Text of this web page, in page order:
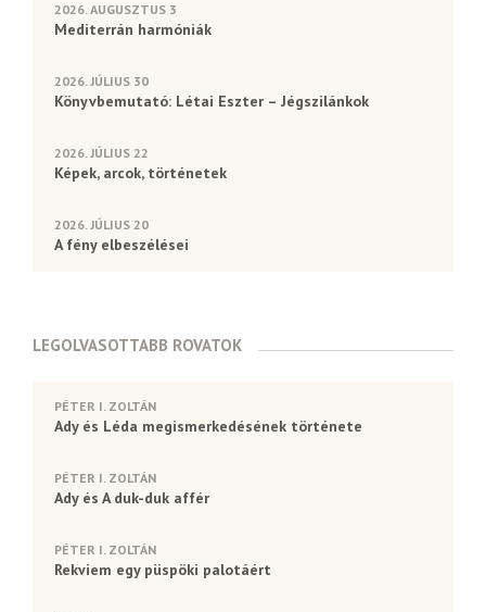
2026. AUGUSZTUS 3
Mediterrán harmóniák
2026. JÚLIUS 30
Könyvbemutató: Létai Eszter – Jégszilánkok
2026. JÚLIUS 22
Képek, arcok, történetek
2026. JÚLIUS 20
A fény elbeszélései
LEGOLVASOTTABB ROVATOK
PÉTER I. ZOLTÁN
Ady és Léda megismerkedésének története
PÉTER I. ZOLTÁN
Ady és A duk-duk affér
PÉTER I. ZOLTÁN
Rekviem egy püspöki palotáért